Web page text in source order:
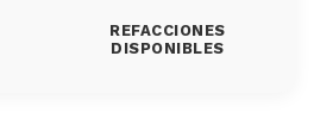
REFACCIONES
DISPONIBLES